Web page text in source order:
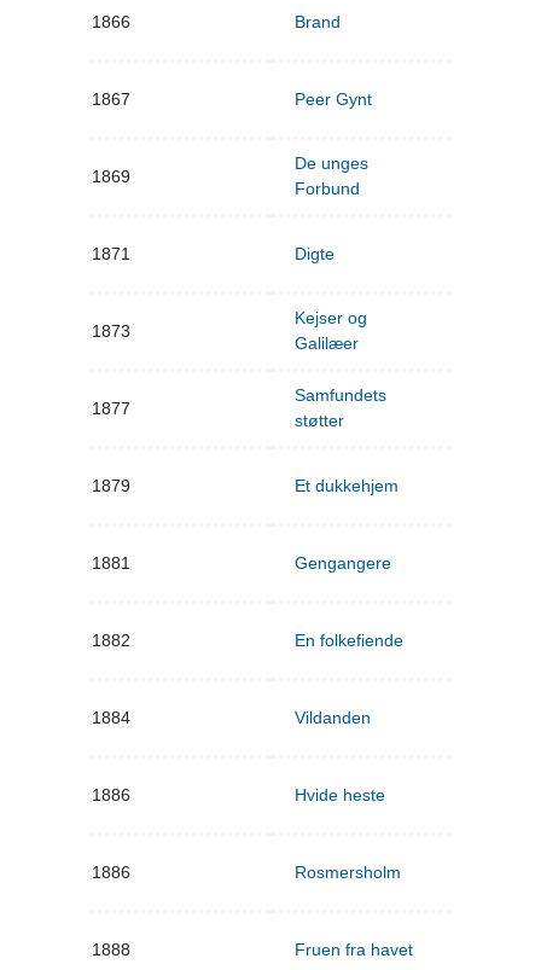
1866 Brand
1867 Peer Gynt
1869
De unges
Forbund
1871 Digte
1873
Kejser og
Galilæer
1877
Samfundets
støtter
1879 Et dukkehjem
1881 Gengangere
1882 En folkefiende
1884 Vildanden
1886 Hvide heste
1886 Rosmersholm
1888 Fruen fra havet